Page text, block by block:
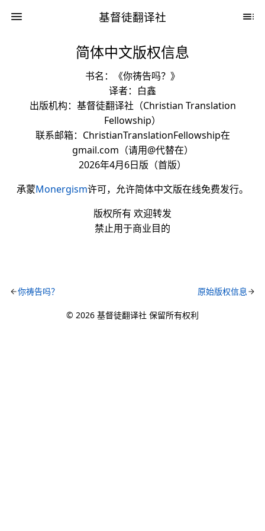
基督徒翻译社
简体中文版权信息
书名：《你祷告吗？》
译者：白鑫
出版机构：基督徒翻译社（Christian Translation
Fellowship）
联系邮箱：ChristianTranslationFellowship在
gmail.com（请用@代替在）
2026年4月6日版（首版）
承蒙Monergism许可，允许简体中文版在线免费发行。
版权所有 欢迎转发
禁止用于商业目的
你祷告吗？ 原始版权信息
© 2026 基督徒翻译社 保留所有权利